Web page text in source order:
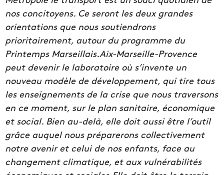
nos concitoyens. Ce seront les deux grandes
orientations que nous soutiendrons
prioritairement, autour du programme du
Printemps Marseillais.Aix-Marseille-Provence
peut devenir le laboratoire où s’invente un
nouveau modèle de développement, qui tire tous
les enseignements de la crise que nous traversons
en ce moment, sur le plan sanitaire, économique
et social. Bien au-delà, elle doit aussi être l’outil
grâce auquel nous préparerons collectivement
notre avenir et celui de nos enfants, face au
changement climatique, et aux vulnérabilités